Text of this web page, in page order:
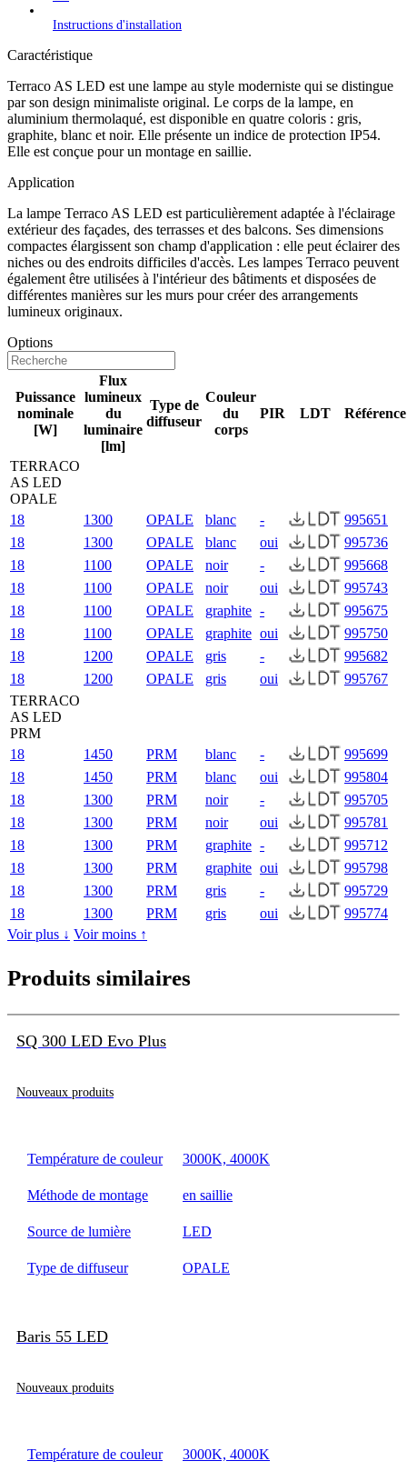
Instructions d'installation
Caractéristique
Terraco AS LED est une lampe au style moderniste qui se distingue
par son design minimaliste original. Le corps de la lampe, en
aluminium thermolaqué, est disponible en quatre coloris : gris,
graphite, blanc et noir. Elle présente un indice de protection IP54.
Elle est conçue pour un montage en saillie.
Application
La lampe Terraco AS LED est particulièrement adaptée à l'éclairage
extérieur des façades, des terrasses et des balcons. Ses dimensions
compactes élargissent son champ d'application : elle peut éclairer des
niches ou des endroits difficiles d'accès. Les lampes Terraco peuvent
également être utilisées à l'intérieur des bâtiments et disposées de
différentes manières sur les murs pour créer des arrangements
lumineux originaux.
Options
Puissance
nominale
[W]
Flux
lumineux
du
luminaire
[lm]
Type de
diffuseur
Couleur
du
corps
PIR LDT Référence
TERRACO
AS LED
OPALE
18
1300 OPALE blanc -
995651
18
1300 OPALE blanc oui
995736
18
1100 OPALE noir -
995668
18
1100 OPALE noir oui
995743
18
1100 OPALE graphite -
995675
18
1100 OPALE graphite oui
995750
18
1200 OPALE gris -
995682
18
1200 OPALE gris oui
995767
TERRACO
AS LED
PRM
18
1450 PRM blanc -
995699
18
1450 PRM blanc oui
995804
18
1300 PRM noir -
995705
18
1300 PRM noir oui
995781
18
1300 PRM graphite -
995712
18
1300 PRM graphite oui
995798
18
1300 PRM gris -
995729
18
1300 PRM gris oui
995774
Voir plus ↓ Voir moins ↑
Produits similaires
SQ 300 LED Evo Plus
Nouveaux produits
Température de couleur 3000K, 4000K
Méthode de montage en saillie
Source de lumière LED
Type de diffuseur OPALE
Baris 55 LED
Nouveaux produits
Température de couleur 3000K, 4000K